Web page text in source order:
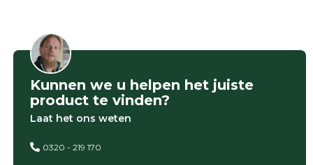
Kunnen we u helpen het juiste
product te vinden?
Laat het ons weten
0320 - 219 170